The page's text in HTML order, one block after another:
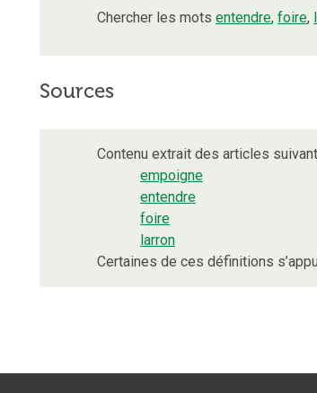
Chercher les mots entendre, foire,
Sources
Contenu extrait des articles
empoigne
entendre
foire
larron
Certaines de ces définitions